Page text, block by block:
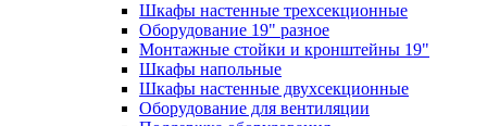
Шкафы настенные трехсекционные
Оборудование 19" разное
Монтажные стойки и кронштейны 19"
Шкафы напольные
Шкафы настенные двухсекционные
Оборудование для вентиляции